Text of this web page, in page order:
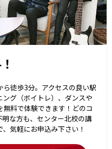
徒歩3分。アクセスの良い駅
グ（ボイトレ）、ダンスや
料で体験できます！どのコ
な方も、センター北校の講
気軽にお申込み下さい！